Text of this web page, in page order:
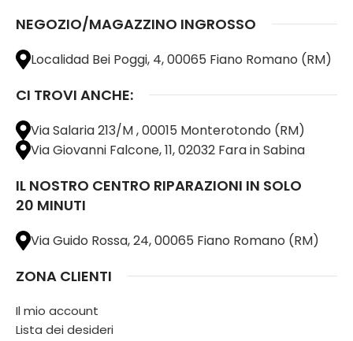
NEGOZIO/MAGAZZINO INGROSSO
Localidad Bei Poggi, 4, 00065 Fiano Romano (RM)
CI TROVI ANCHE:
Via Salaria 213/M , 00015 Monterotondo (RM)
Via Giovanni Falcone, 11, 02032 Fara in Sabina
IL NOSTRO CENTRO RIPARAZIONI IN SOLO
20 MINUTI
Via Guido Rossa, 24, 00065 Fiano Romano (RM)
ZONA CLIENTI
Il mio account
Lista dei desideri